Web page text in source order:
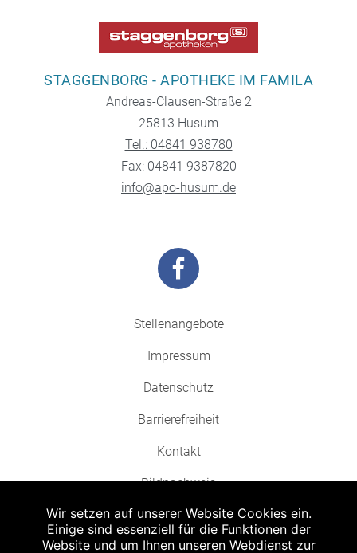
STAGGENBORG - APOTHEKE IM FAMILA
Andreas-Clausen-Straße 2
25813 Husum
Tel.: 04841 938780
Fax: 04841 9387820
info@apo-husum.de
Stellenangebote
Impressum
Datenschutz
Barrierefreiheit
Kontakt
Bildnachweis
Wir setzen auf unserer Website Cookies ein.
Einige sind essenziell für die Funktionen der
Website und um Ihnen unseren Webdienst zur